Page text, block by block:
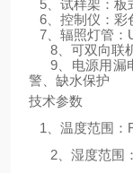
5、试样架：板
6、控制仪：彩
7、辐照灯管：
8、可双向联
9、电源用漏
警、缺水保护
技术参数
1、温度范围
2、湿度范围